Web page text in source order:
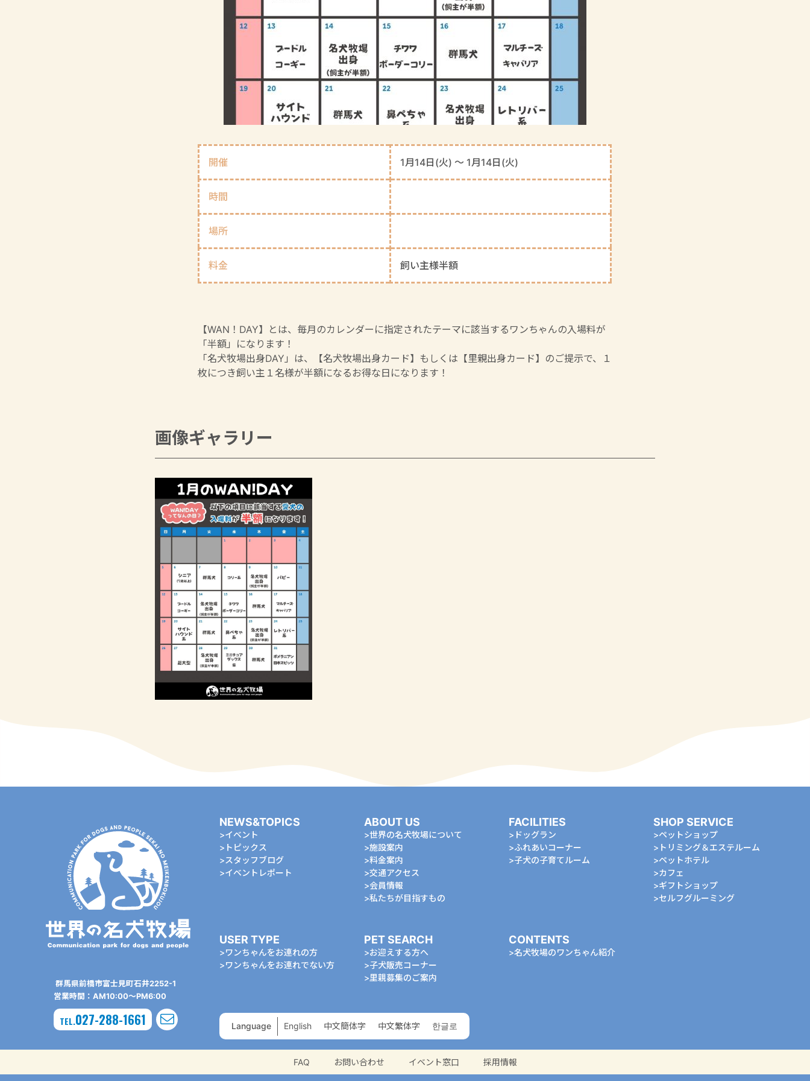
開催 1月14日(火) 〜 1月14日(火)
時間
場所
料金 飼い主様半額
【WAN！DAY】とは、毎月のカレンダーに指定されたテーマに該当するワンちゃんの入場料が
「半額」になります！
「名犬牧場出身DAY」は、【名犬牧場出身カード】もしくは【里親出身カード】のご提示で、１
枚につき飼い主１名様が半額になるお得な日になります！
画像ギャラリー
群⾺県前橋市富⼠⾒町⽯井2252-1
営業時間：AM10:00〜PM6:00
TEL.027-288-1661
NEWS&TOPICS
イベント
トピックス
スタッフブログ
イベントレポート
ABOUT US
世界の名犬牧場について
施設案内
料金案内
交通アクセス
会員情報
私たちが⽬指すもの
FACILITIES
ドッグラン
ふれあいコーナー
⼦⽝の⼦育てルーム
SHOP SERVICE
ペットショップ
トリミング＆エステルーム
ペットホテル
カフェ
ギフトショップ
セルフグルーミング
USER TYPE
ワンちゃんをお連れの⽅
ワンちゃんをお連れでない⽅
PET SEARCH
お迎えする⽅へ
⼦⽝販売コーナー
⾥親募集のご案内
CONTENTS
名⽝牧場のワンちゃん紹介
Language English 中⽂簡体字 中⽂繁体字 한글로
FAQ お問い合わせ イベント窓口 採用情報